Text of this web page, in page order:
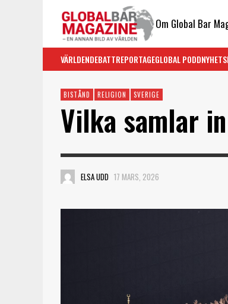
Om Global Bar
VÄRLDENDEBATTREPORTAGEGLOBAL PODD
BISTÅND RELIGION SVERIGE
Vilka samlar
ELSA UDD 17 MARS, 2026